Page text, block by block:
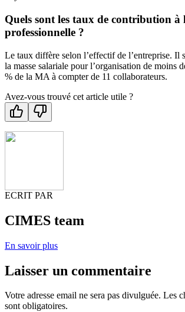
Quels sont les taux de contribution
professionnelle ?
Le taux diffère selon l’effectif de l’entreprise. Il
la masse salariale pour l’organisation de moins
% de la MA à compter de 11 collaborateurs.
Avez-vous trouvé cet article utile ?
ECRIT PAR
CIMES team
En savoir plus
Laisser un commentaire
Votre adresse email ne sera pas divulguée. Les
sont obligatoires.